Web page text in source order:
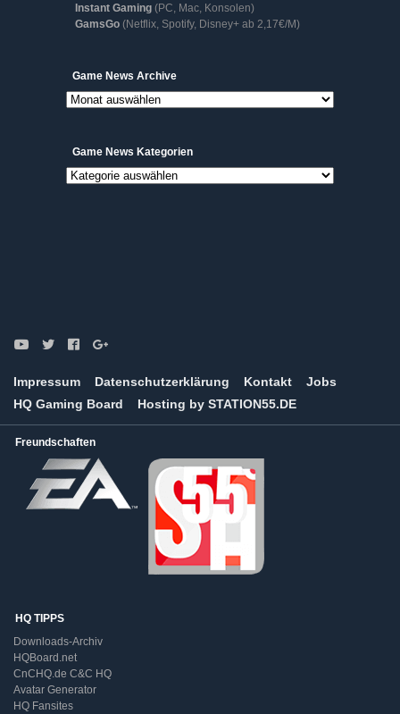
Instant Gaming (PC, Mac, Konsolen)
GamsGo (Netflix, Spotify, Disney+ ab 2,17€/M)
Game News ArchiveGame
News
Archive
Game News Kategorien
Game
Impressum Datenschutzerklärung Kontakt
Jobs
HQ Gaming Board
Hosting by STATION55.DE
Freundschaften
HQ TIPPS
Downloads-Archiv
HQBoard.net
CnCHQ.de C&C HQ
Avatar Generator
HQ Fansites